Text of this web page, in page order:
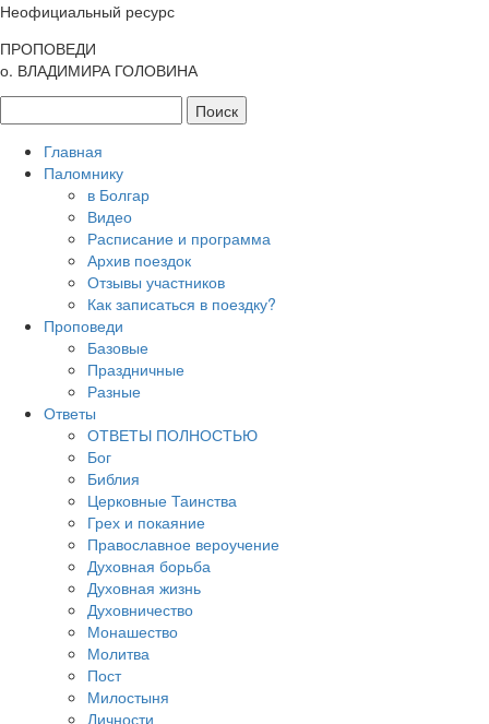
Неофициальный ресурс
ПРОПОВЕДИ
о. ВЛАДИМИРА ГОЛОВИНА
Главная
Паломнику
в Болгар
Видео
Расписание и программа
Архив поездок
Отзывы участников
Как записаться в поездку?
Проповеди
Базовые
Праздничные
Разные
Ответы
ОТВЕТЫ ПОЛНОСТЬЮ
Бог
Библия
Церковные Таинства
Грех и покаяние
Православное вероучение
Духовная борьба
Духовная жизнь
Духовничество
Монашество
Молитва
Пост
Милостыня
Личности